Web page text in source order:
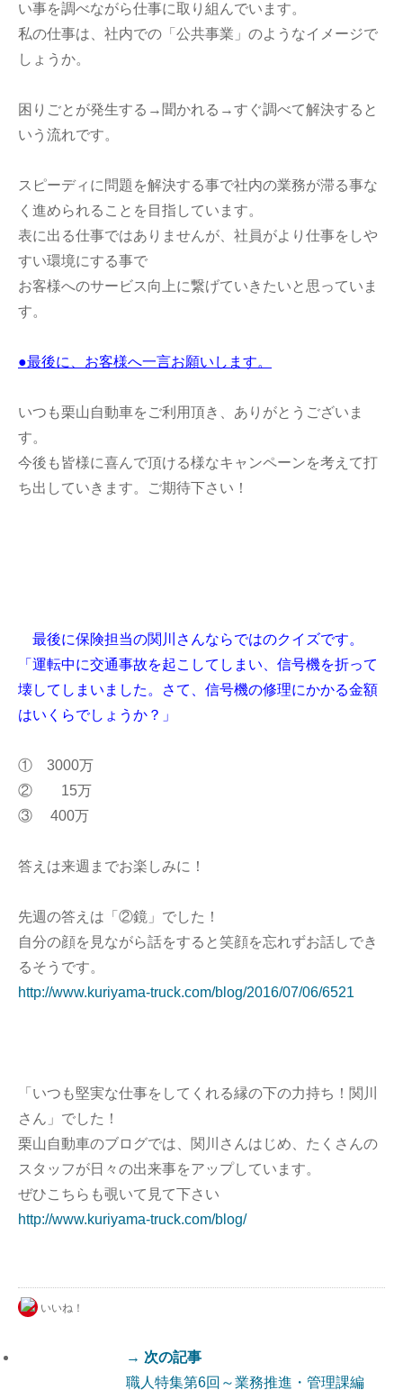
い事を調べながら仕事に取り組んでいます。
私の仕事は、社内での「公共事業」のようなイメージで
しょうか。
困りごとが発生する→聞かれる→すぐ調べて解決すると
いう流れです。
スピーディに問題を解決する事で社内の業務が滞る事な
く進められることを目指しています。
表に出る仕事ではありませんが、社員がより仕事をしや
すい環境にする事で
お客様へのサービス向上に繋げていきたいと思っていま
す。
●最後に、お客様へ一言お願いします。
いつも栗山自動車をご利用頂き、ありがとうございま
す。
今後も皆様に喜んで頂ける様なキャンペーンを考えて打
ち出していきます。ご期待下さい！
最後に保険担当の関川さんならではのクイズです。
「運転中に交通事故を起こしてしまい、信号機を折って
壊してしまいました。さて、信号機の修理にかかる金額
はいくらでしょうか？ 」
① 3000万
② 15万
③ 400万
答えは来週までお楽しみに！
先週の答えは「②鏡」でした！
自分の顔を見ながら話をすると笑顔を忘れずお話しでき
るそうです。
http://www.kuriyama-truck.com/blog/2016/07/06/6521
「いつも堅実な仕事をしてくれる縁の下の力持ち！関川
さん」でした！
栗山自動車のブログでは、関川さんはじめ、たくさんの
スタッフが日々の出来事をアップしています。
ぜひこちらも覗いて見て下さい
http://www.kuriyama-truck.com/blog/
いいね！
→ 次の記事
職人特集第6回～業務推進・管理課編